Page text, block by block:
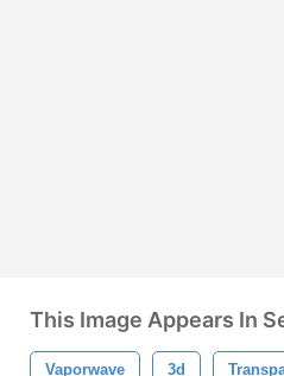
This Image Appears In
Vaporwave 3d